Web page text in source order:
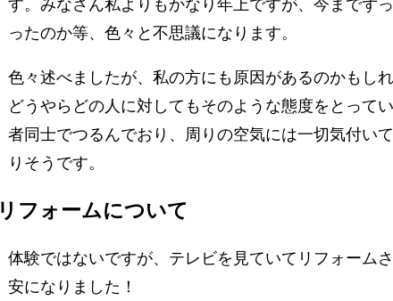
ったのか等、色々と不思議になります。
色々述べましたが、私の方にも原因があるのかもし
どうやらどの人に対してもそのような態度をとって
者同士でつるんでおり、周りの空気には一切気付い
りそうです。
リフォームについて
体験ではないですが、テレビを見ていてリフォーム
安になりました！